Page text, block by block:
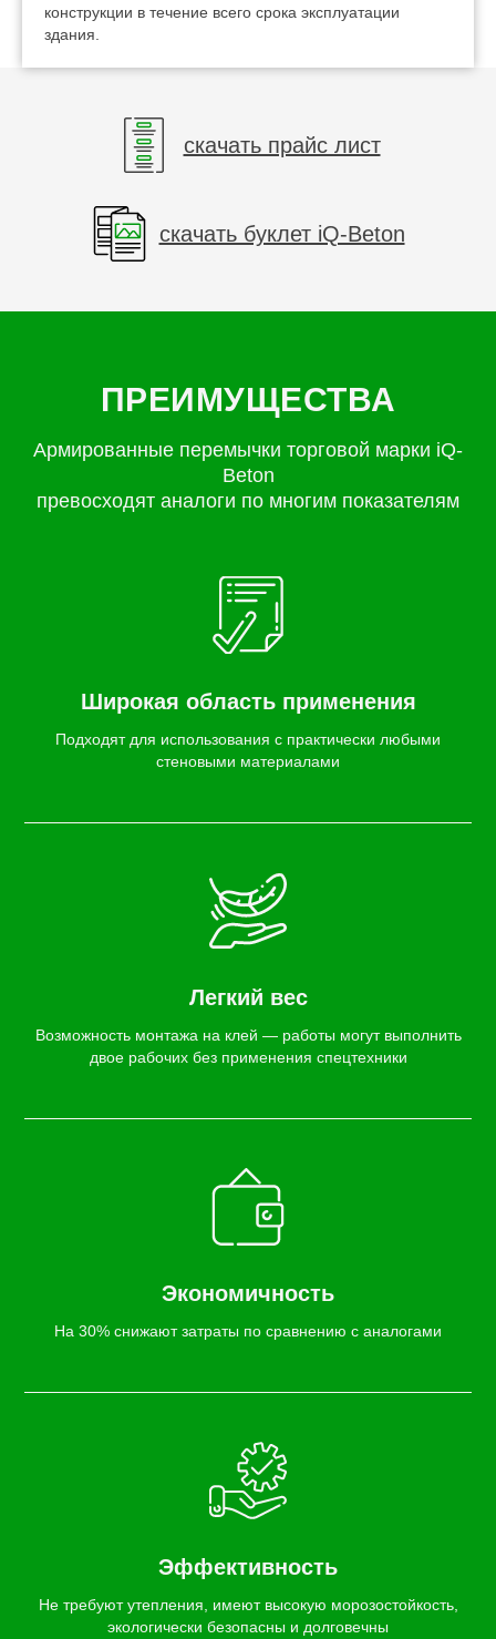
конструкции в течение всего срока эксплуатации
здания.
скачать прайс лист
скачать буклет iQ-Beton
ПРЕИМУЩЕСТВА
Армированные перемычки торговой марки iQ-
Beton
превосходят аналоги по многим показателям
Широкая область применения
Подходят для использования с практически любыми
стеновыми материалами
Легкий вес
Возможность монтажа на клей — работы могут выполнить
двое рабочих без применения спецтехники
Экономичность
На 30% снижают затраты по сравнению с аналогами
Эффективность
Не требуют утепления, имеют высокую морозостойкость,
экологически безопасны и долговечны